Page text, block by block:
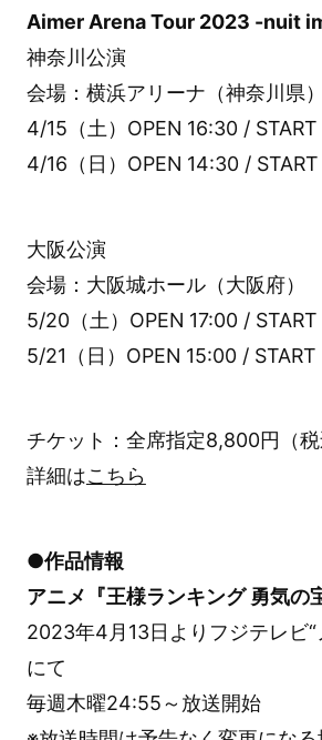
Aimer Arena Tour 2023 -nuit
神奈川公演
会場：横浜アリーナ（神奈川県）
4/15（土）OPEN 16:30 /
4/16（日）OPEN 14:30 /
大阪公演
会場：大阪城ホール（大阪府）
5/20（土）OPEN 17:00 /
5/21（日）OPEN 15:00 / START
チケット：全席指定8,800円（税
詳細はこちら
●作品情報
アニメ『王様ランキング 勇気の
2023年4月13日よりフジテレビ“
にて
毎週木曜24:55～放送開始